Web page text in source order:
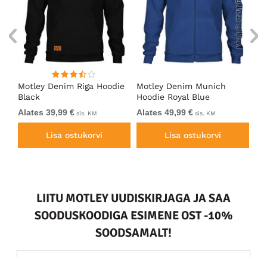
Motley Denim Riga Hoodie
Black
Alates 39,99 € sis. KM
Lisa ostukorvi
Motley Denim Munich
Hoodie Royal Blue
Alates 49,99 € sis. KM
Lisa ostukorvi
LIITU MOTLEY UUDISKIRJAGA JA SAA
SOODUSKOODIGA ESIMENE OST -10%
SOODSAMALT!